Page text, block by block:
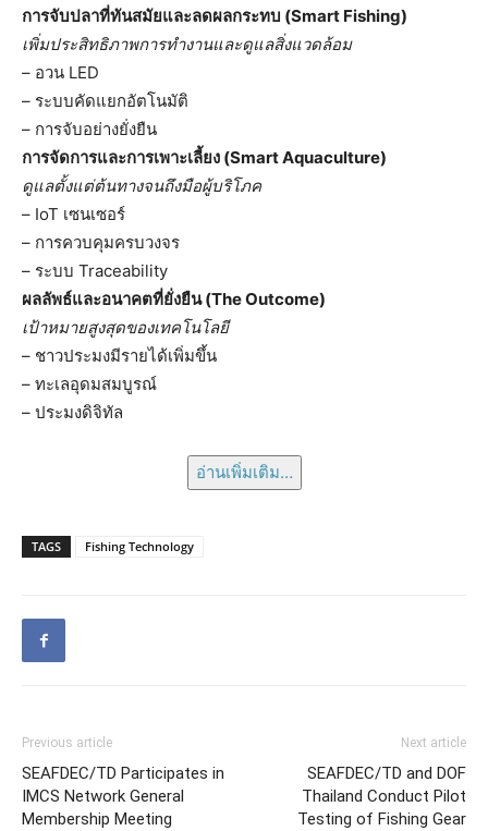
การจับปลาที่ทันสมัยและลดผลกระทบ (Smart Fishing)
เพิ่มประสิทธิภาพการทำงานและดูแลสิ่งแวดล้อม
– อวน LED
– ระบบคัดแยกอัตโนมัติ
– การจับอย่างยั่งยืน
การจัดการและการเพาะเลี้ยง (Smart Aquaculture)
ดูแลตั้งแต่ต้นทางจนถึงมือผู้บริโภค
– IoT เซนเซอร์
– การควบคุมครบวงจร
– ระบบ Traceability
ผลลัพธ์และอนาคตที่ยั่งยืน (The Outcome)
เป้าหมายสูงสุดของเทคโนโลยี
– ชาวประมงมีรายได้เพิ่มขึ้น
– ทะเลอุดมสมบูรณ์
– ประมงดิจิทัล
อ่านเพิ่มเติม…
TAGS Fishing Technology
Previous article
SEAFDEC/TD Participates in
IMCS Network General
Membership Meeting
Next article
SEAFDEC/TD and DOF
Thailand Conduct Pilot
Testing of Fishing Gear